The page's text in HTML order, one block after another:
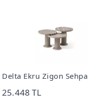
Delta Ekru Zigon Sehpa
25.448 TL